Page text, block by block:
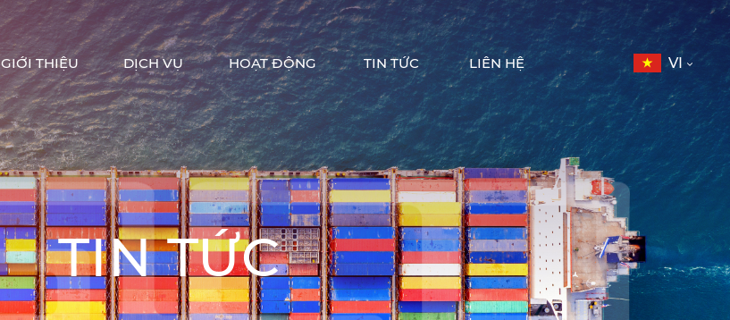
GIỚI THIỆU DỊCH VỤ HOẠT ĐỘNG TIN TỨC LIÊN HỆ
VI
TIN TỨC